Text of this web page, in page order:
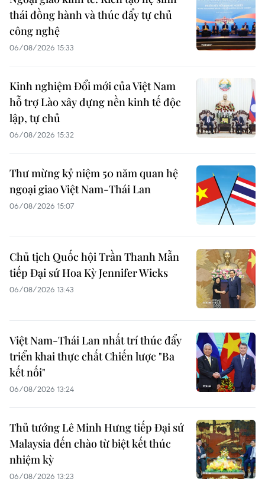
thái đồng hành và thúc đẩy tự chủ
công nghệ
06/08/2026 15:33
Kinh nghiệm Đổi mới của Việt Nam
hỗ trợ Lào xây dựng nền kinh tế độc
lập, tự chủ
06/08/2026 15:32
Thư mừng kỷ niệm 50 năm quan hệ
ngoại giao Việt Nam-Thái Lan
06/08/2026 15:07
Chủ tịch Quốc hội Trần Thanh Mẫn
tiếp Đại sứ Hoa Kỳ Jennifer Wicks
06/08/2026 13:43
Việt Nam-Thái Lan nhất trí thúc đẩy
triển khai thực chất Chiến lược "Ba
kết nối"
06/08/2026 13:24
Thủ tướng Lê Minh Hưng tiếp Đại sứ
Malaysia đến chào từ biệt kết thúc
nhiệm kỳ
06/08/2026 13:23